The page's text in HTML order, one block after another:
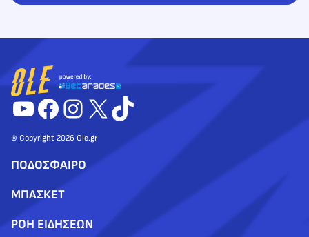
YouTube
Facebook
Instagram
X TikTok
© Copyright 2026 Ole.gr
ΠΟΔΟΣΦΑΙΡΟ
ΜΠΑΣΚΕΤ
ΡΟΗ ΕΙΔΗΣΕΩΝ